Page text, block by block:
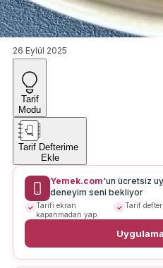
26 Eylül 2025
Tarif
Modu
Tarif Defterime
Ekle
Yemek.com'un ücretsiz
deneyim seni bekliyor
Tarifi ekran
kapanmadan yap
Tarif